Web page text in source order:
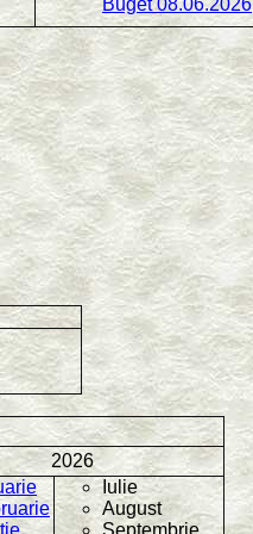
Buget 08.06.2026
2026
Iulie
August
Septembrie